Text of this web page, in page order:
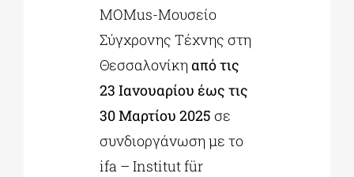
MOMus-Μουσείο
Σύγχρονης Τέχνης στη
Θεσσαλονίκηαπό τις
23 Ιανουαρίου έως τις
30 Μαρτίου 2025 σε
συνδιοργάνωση με το
ifa – Institut für